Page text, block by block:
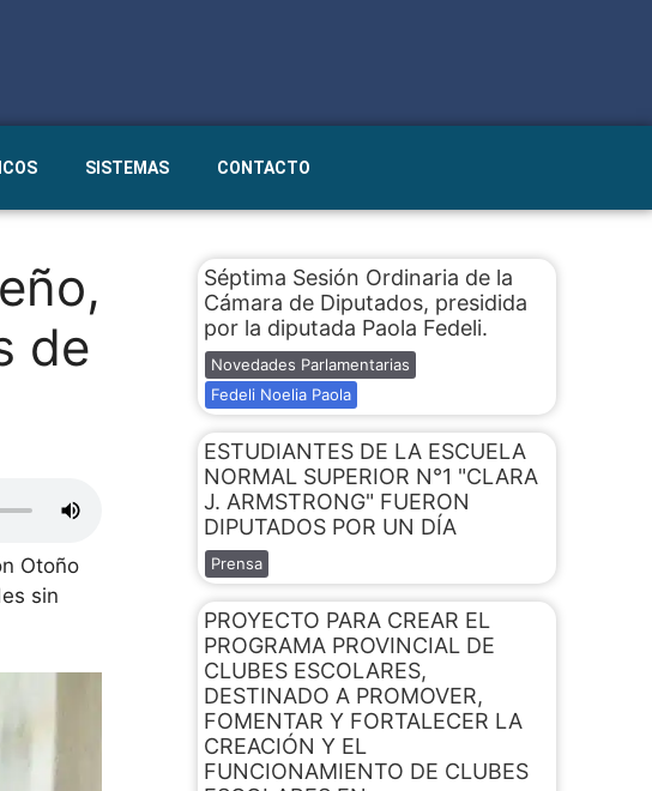
SISTEMAS CONTACTO
de
Otoño
sin
Séptima Sesión Ordinaria de la
Cámara de Diputados, presidida
por la diputada Paola Fedeli.
Novedades Parlamentarias
Fedeli Noelia Paola
ESTUDIANTES DE LA ESCUELA
NORMAL SUPERIOR N°1 "CLARA
J. ARMSTRONG" FUERON
DIPUTADOS POR UN DÍA
Prensa
PROYECTO PARA CREAR EL
PROGRAMA PROVINCIAL DE
CLUBES ESCOLARES,
DESTINADO A PROMOVER,
FOMENTAR Y FORTALECER LA
CREACIÓN Y EL
FUNCIONAMIENTO DE CLUBES